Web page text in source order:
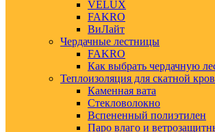
VELUX
FAKRO
ВиЛайт
Чердачные лестницы
FAKRO
Как выбрать чердачную
Теплоизоляция для скатной
Каменная вата
Стекловолокно
Вспененный полиэтилен
Паро влаго и